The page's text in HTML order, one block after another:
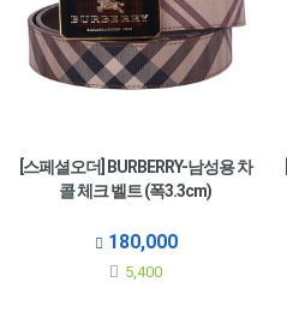
[스페셜오더] BURBERRY-남성용 차
콜 체크 벨트 (폭3.3cm)
180,000
5,400